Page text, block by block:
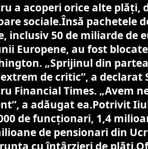
a acoperi orice alte plăţi,
sociale.Însă pachetele
inclusiv 50 de miliarde de
Europene, au fost
„Sprijinul din
de critic”, a declarat
Financial Times. „Avem
a adăugat ea.Potrivit
de funcţionari, 1,4
de pensionari din
cu întârzieri de